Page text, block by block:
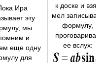
Ира
эту
мы
и
еще одну
для
к доске и взяв
мел записывает
формулу,
проговаривая
ее вслух: